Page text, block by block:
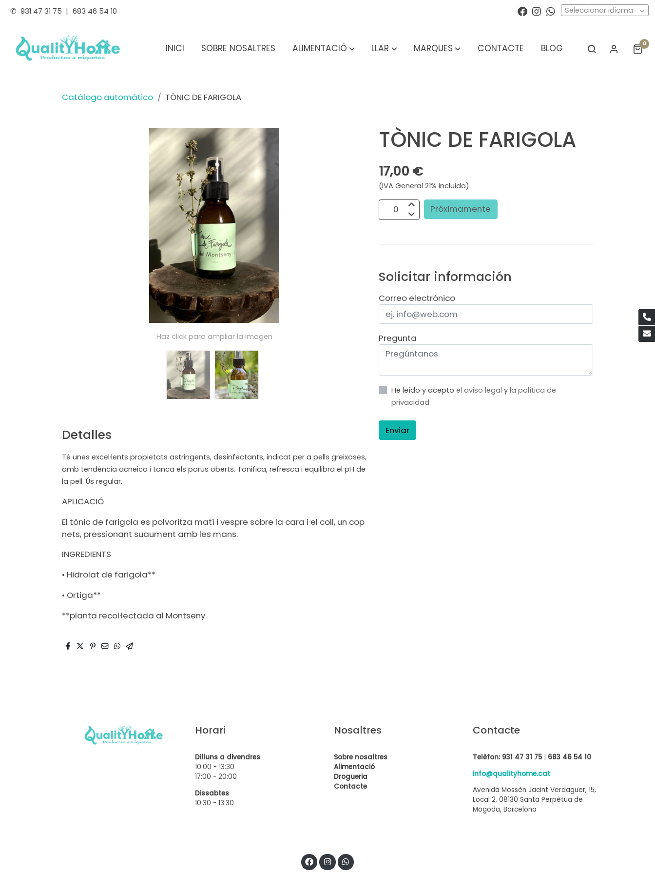
✆ 931 47 31 75 | 683 46 54 10 Seleccionar idioma
INICI SOBRE NOSALTRES ALIMENTACIÓ LLAR MARQUES CONTACTE BLOG 0
Catálogo automático TÒNIC DE FARIGOLA
Haz click para ampliar la imagen
Detalles
Té unes excel·lents propietats astringents, desinfectants, indicat per a pells greixoses,
amb tendència acneica i tanca els porus oberts. Tonifica, refresca i equilibra el pH de
la pell. Ús regular.
APLICACIÓ
El tònic de farigola es polvoritza matí i vespre sobre la cara i el coll, un cop
nets, pressionant suaument amb les mans.
INGREDIENTS
• Hidrolat de farigola**
• Ortiga**
**planta recol·lectada al Montseny
TÒNIC DE FARIGOLA
17,00 €
(IVA General 21% incluido)
Próximamente
Solicitar información
Correo electrónico
Pregunta
He leído y acepto el aviso legal y la política de
privacidad
Enviar
Horari
Dilluns a divendres
10:00 - 13:30
17:00 - 20:00
Dissabtes
10:30 - 13:30
Nosaltres
Sobre nosaltres
Alimentació
Drogueria
Contacte
Contacte
Telèfon: 931 47 31 75| 683 46 54 10
info@qualityhome.cat
Avenida Mossèn Jacint Verdaguer, 15,
Local 2, 08130 Santa Perpètua de
Mogoda, Barcelona